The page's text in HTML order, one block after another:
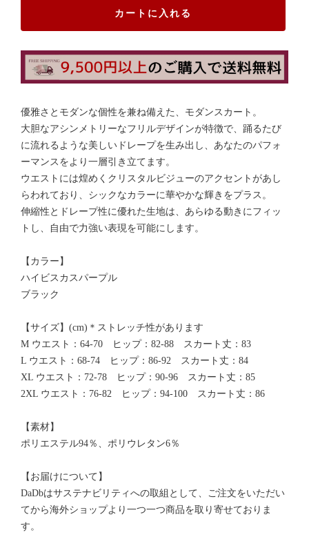
カートに入れる
優雅さとモダンな個性を兼ね備えた、モダンスカート。
大胆なアシンメトリーなフリルデザインが特徴で、踊るたび
に流れるような美しいドレープを生み出し、あなたのパフォ
ーマンスをより一層引き立てます。
ウエストには煌めくクリスタルビジューのアクセントがあし
らわれており、シックなカラーに華やかな輝きをプラス。
伸縮性とドレープ性に優れた生地は、あらゆる動きにフィッ
トし、自由で力強い表現を可能にします。
【カラー】
ハイビスカスパープル
ブラック
【サイズ】(cm)＊ストレッチ性があります
M ウエスト：64-70 ヒップ：82-88 スカート丈：83
L ウエスト：68-74 ヒップ：86-92 スカート丈：84
XL ウエスト：72-78 ヒップ：90-96 スカート丈：85
2XL ウエスト：76-82 ヒップ：94-100 スカート丈：86
【素材】
ポリエステル94％、ポリウレタン6％
【お届けについて】
DaDbはサステナビリティへの取組として、ご注文をいただい
てから海外ショップより一つ一つ商品を取り寄せておりま
す。